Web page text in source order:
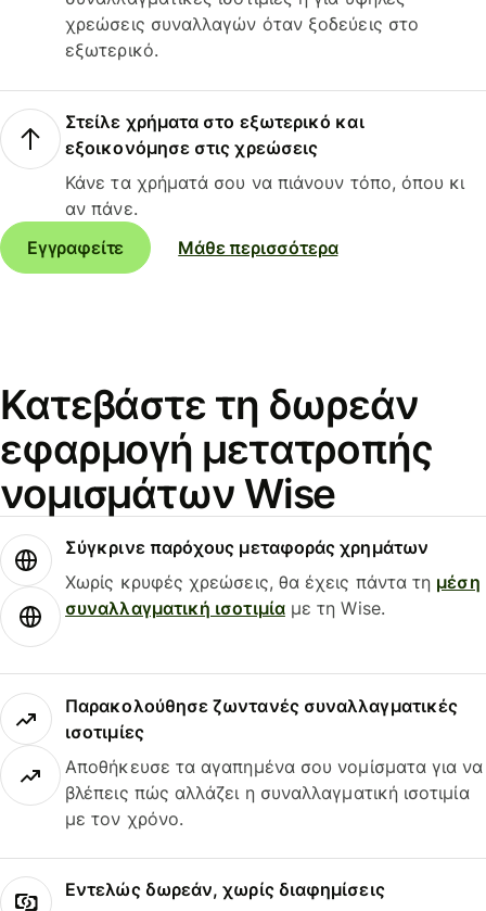
χρεώσεις συναλλαγών όταν ξοδεύεις στο
εξωτερικό.
Στείλε χρήματα στο εξωτερικό και
εξοικονόμησε στις χρεώσεις
Κάνε τα χρήματά σου να πιάνουν τόπο, όπου κι
αν πάνε.
Εγγραφείτε
Μάθε περισσότερα
Κατεβάστε τη δωρεάν
εφαρμογή μετατροπής
νομισμάτων Wise
Σύγκρινε παρόχους μεταφοράς χρημάτων
Χωρίς κρυφές χρεώσεις, θα έχεις πάντα τη μέση
συναλλαγματική ισοτιμίαμε τη Wise.
Παρακολούθησε ζωντανές συναλλαγματικές
ισοτιμίες
Αποθήκευσε τα αγαπημένα σου νομίσματα για να
βλέπεις πώς αλλάζει η συναλλαγματική ισοτιμία
με τον χρόνο.
Εντελώς δωρεάν, χωρίς διαφημίσεις